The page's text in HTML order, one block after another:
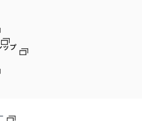
ップ